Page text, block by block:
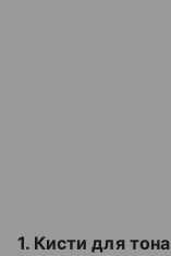
1. Кисти для тона